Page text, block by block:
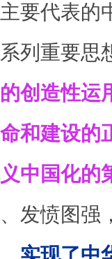
要代表的
列重要思
创造性运
和建设的
中国化的
发愤图强